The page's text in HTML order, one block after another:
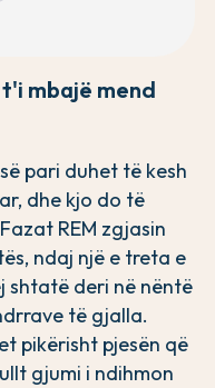
t'i mbajë mend
pari duhet të kesh
dhe kjo do të
REM zgjasin
ndaj një e treta e
shtatë deri në nëntë
të gjalla.
pikërisht pjesën që
gjumi i ndihmon